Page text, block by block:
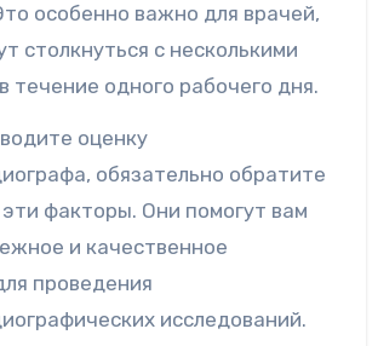
особенно важно для врачей,
столкнуться с несколькими
течение одного рабочего дня.
оценку
обязательно обратите
факторы. Они помогут вам
и качественное
проведения
исследований.